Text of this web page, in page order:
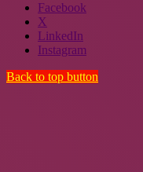
Facebook
X
LinkedIn
Instagram
Back to top button